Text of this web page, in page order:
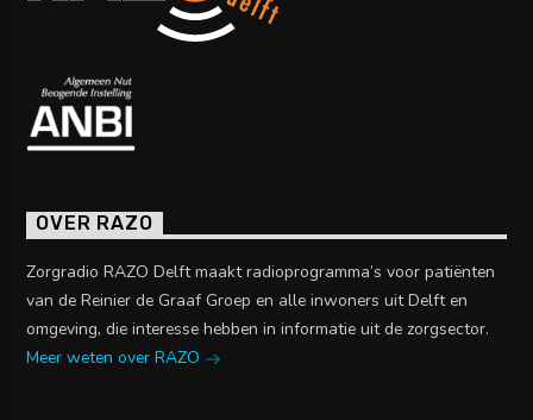
OVER RAZO
Zorgradio RAZO Delft maakt radioprogramma’s voor patiënten
van de Reinier de Graaf Groep en alle inwoners uit Delft en
omgeving, die interesse hebben in informatie uit de zorgsector.
Meer weten over RAZO